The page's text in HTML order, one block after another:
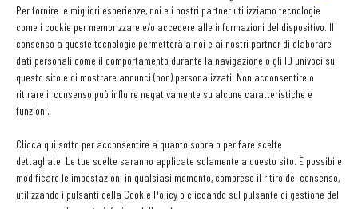
Per fornire le migliori esperienze, noi e i nostri partner utilizziamo tecnologie
come i cookie per memorizzare e/o accedere alle informazioni del dispositivo. Il
consenso a queste tecnologie permetterà a noi e ai nostri partner di elaborare
dati personali come il comportamento durante la navigazione o gli ID univoci su
questo sito e di mostrare annunci (non) personalizzati. Non acconsentire o
ritirare il consenso può influire negativamente su alcune caratteristiche e
funzioni.
Clicca qui sotto per acconsentire a quanto sopra o per fare scelte
dettagliate. Le tue scelte saranno applicate solamente a questo sito. È possibile
modificare le impostazioni in qualsiasi momento, compreso il ritiro del consenso,
utilizzando i pulsanti della Cookie Policy o cliccando sul pulsante di gestione del
consorzi di altre regioni italiani e comunitarie». Ad esempio quella
recente del Consorzio Tutela Speck Alto Adige con quello del
Formaggio Asiago.
Facebook Twitter